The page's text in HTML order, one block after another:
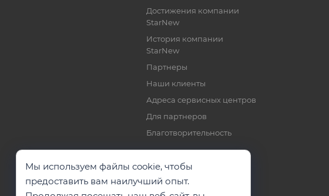
Достижения компании
StarNew
История компании
StarNew
Партнеры
Наши клиенты
Адреса сервисных центров
Для партнеров
Благотворительность
Мы используем файлы cookie, чтобы
предоставить вам наилучший опыт.